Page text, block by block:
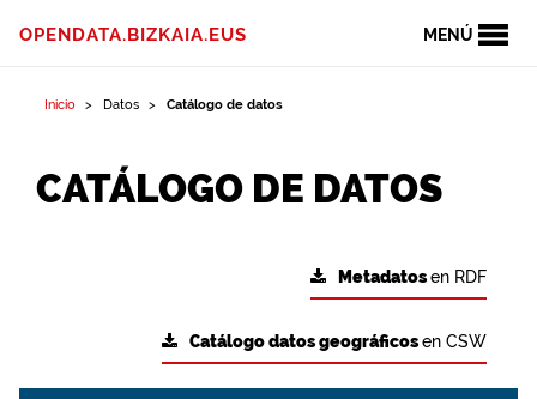
MENÚ
OPENDATA.BIZKAIA.EUS
Inicio Datos Catálogo de datos
CATÁLOGO DE DATOS
Metadatosen RDF
Catálogo datos geográficosen CSW